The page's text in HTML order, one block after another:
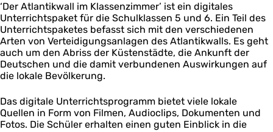
‘Der Atlantikwall im Klassenzimmer’ ist ein digitales
Unterrichtspaket für die Schulklassen 5 und 6. Ein Teil des
Unterrichtspaketes befasst sich mit den verschiedenen
Arten von Verteidigungsanlagen des Atlantikwalls. Es geht
auch um den Abriss der Küstenstädte, die Ankunft der
Deutschen und die damit verbundenen Auswirkungen auf
die lokale Bevölkerung.
Das digitale Unterrichtsprogramm bietet viele lokale
Quellen in Form von Filmen, Audioclips, Dokumenten und
Fotos. Die Schüler erhalten einen guten Einblick in die